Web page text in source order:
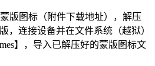
图标（附件下载地址），解压
，连接设备并在文件系统（越狱）
】，导入已解压好的蒙版图标文